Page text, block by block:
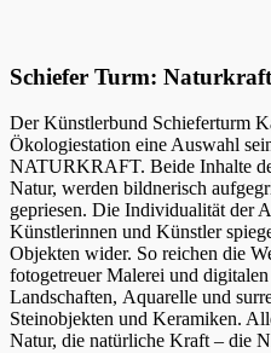
Schiefer Turm: Naturkraft
Der Künstlerbund Schieferturm
Ökologiestation eine Auswahl
NATURKRAFT. Beide Inhalte
Natur, werden bildnerisch
gepriesen. Die Individualität der
Künstlerinnen und Künstler
Objekten wider. So reichen die
fotogetreuer Malerei und
Landschaften, Aquarelle und
Steinobjekten und Keramiken.
Natur, die natürliche Kraft – die